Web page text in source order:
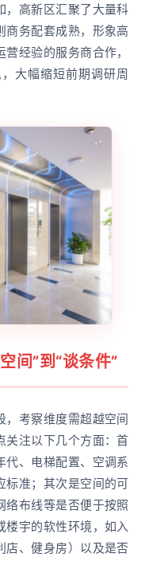
，高新区汇聚了大量科
商务配套成熟，形象高
经验的服务商合作，
大幅缩短前期调研周
间”到“谈条件”
，考察维度需超越空间
关注以下几个方面：首
代、电梯配置、空调系
标准；其次是空间的可
络布线等是否便于按照
楼宇的软性环境，如入
店、健身房）以及是否